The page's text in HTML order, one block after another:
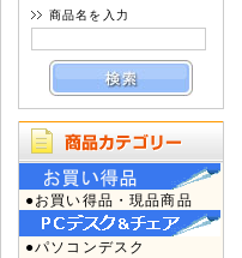
商品名を入力
●お買い得品・現品商品
●パソコンデスク